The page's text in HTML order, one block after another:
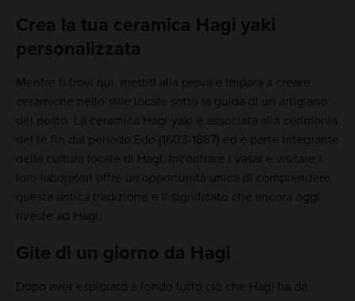
Crea la tua ceramica Hagi yaki
personalizzata
Mentre ti trovi qui, mettiti alla prova e impara a creare
ceramiche nello stile locale sotto la guida di un artigiano
del posto. La ceramica Hagi yaki è associata alla cerimonia
del tè fin dal periodo Edo (1603-1867) ed è parte integrante
della cultura locale di Hagi. Incontrare i vasai e visitare i
loro laboratori offre un'opportunità unica di comprendere
questa antica tradizione e il significato che ancora oggi
riveste ad Hagi.
Gite di un giorno da Hagi
Dopo aver esplorato a fondo tutto ciò che Hagi ha da